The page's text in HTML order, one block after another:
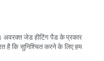
अवरक्त जेड हीटिंग पैड के प्रकार
है कि सुनिश्चित करने के लिए हम